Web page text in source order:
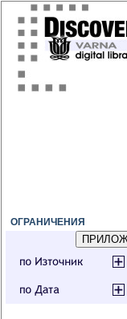
ОГРАНИЧЕНИЯ